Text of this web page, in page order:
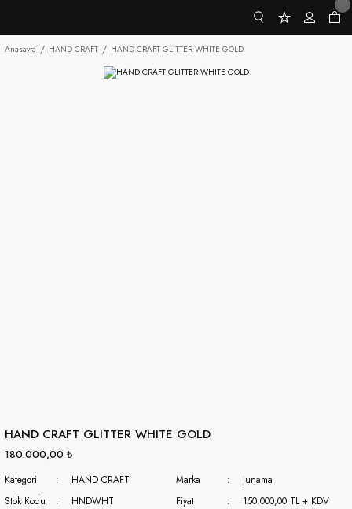
Anasayfa HAND CRAFT HAND CRAFT GLITTER WHITE GOLD
HAND CRAFT GLITTER WHITE GOLD
180.000,00 ₺
Kategori HAND CRAFT Marka
Junama
Stok Kodu
HNDWHT Fiyat
150.000,00 TL + KDV